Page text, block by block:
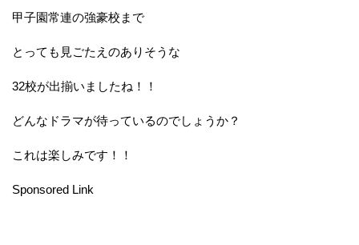
甲子園常連の強豪校まで
とっても見ごたえのありそうな
32校が出揃いましたね！！
どんなドラマが待っているのでしょうか？
これは楽しみです！！
Sponsored Link